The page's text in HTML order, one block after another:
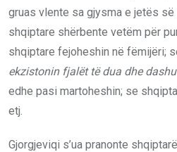
gruas vlente sa gjysma e jetës së
shqiptare shërbente vetëm për
shqiptare fejoheshin në fëmijëri;
ekzistonin fjalët të dua dhe
edhe pasi martoheshin; se
etj.
Gjorgjeviqi s’ua pranonte